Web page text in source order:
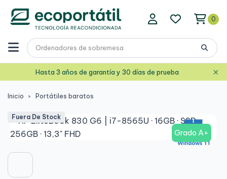
0
Hasta 3 años de garantía y 30 días de prueba ×
Inicio Portátiles baratos
Grado A+
Fuera De Stock